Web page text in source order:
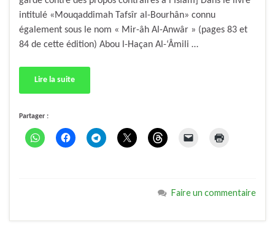
intitulé «Mouqaddimah Tafsîr al-Bourhân» connu
également sous le nom « Mir-âh Al-Anwâr » (pages 83 et
84 de cette édition) Abou l-Haçan Al-‘Âmili …
Lire la suite
Partager :
Faire un commentaire